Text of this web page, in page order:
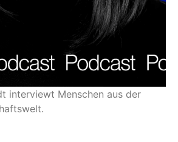
interviewt Menschen aus der